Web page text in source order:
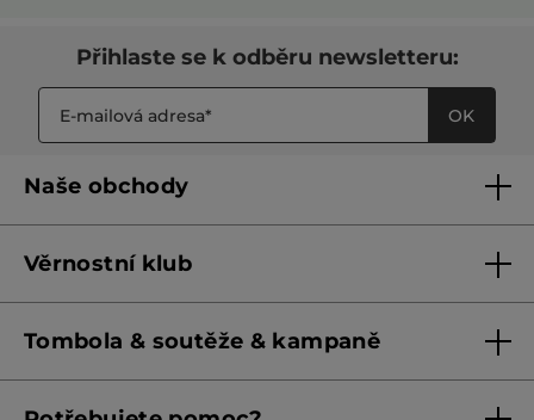
Přihlaste se k odběru newsletteru:
OK
Naše obchody
Franšízing
Věrnostní klub
Pravidla věrnostního klubu od 1. 6. 2026
Tombola & soutěže & kampaně